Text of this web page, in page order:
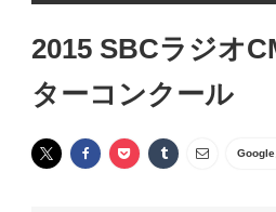
2015 SBCラジオ
ターコンクール
Google